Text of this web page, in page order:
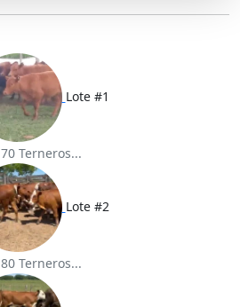
A
p
Lote #1
70 Terneros...
Lote #2
80 Terneros...